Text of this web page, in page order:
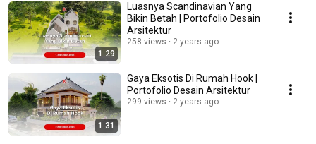
1:29
Luasnya Scandinavian Yang
Bikin Betah | Portofolio Desain
Arsitektur
258 views 2 years ago
1:31
Gaya Eksotis Di Rumah Hook |
Portofolio Desain Arsitektur
299 views 2 years ago